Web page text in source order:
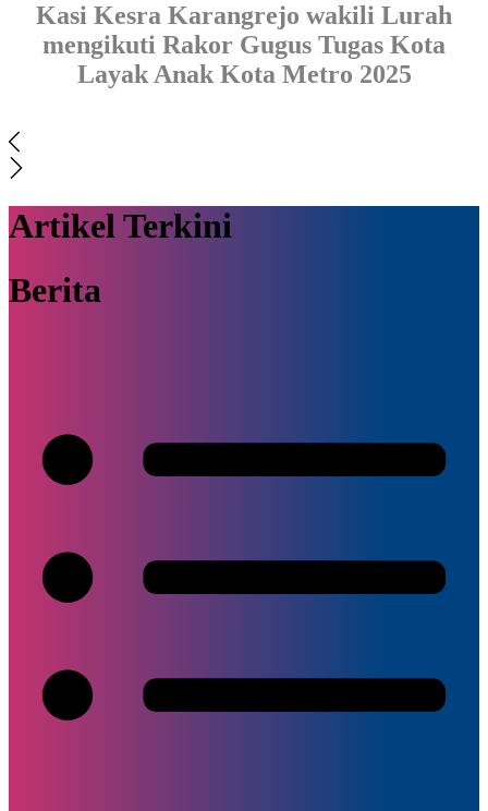
Kasi Kesra Karangrejo wakili Lurah
mengikuti Rakor Gugus Tugas Kota
Layak Anak Kota Metro 2025
Artikel Terkini
Berita